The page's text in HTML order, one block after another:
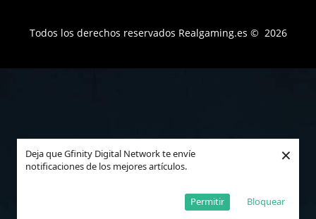
Deja que Gfinity Digital Network te envíe
notificaciones de los mejores artículos.
Bloquear
Permitir
×
Todos los derechos reservados Realgaming.es © 2026